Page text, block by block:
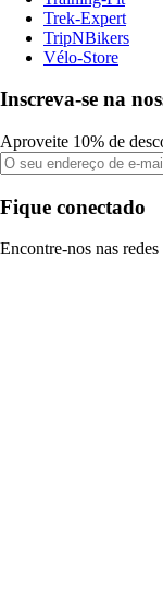
Trek-Expert
TripNBikers
Vélo-Store
Inscreva-se na
Aproveite 10% de
Fique conectado
Encontre-nos nas redes